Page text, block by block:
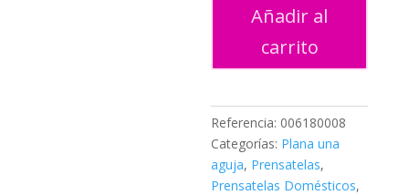
Añadir al
carrito
Referencia: 006180008
Categorías: Plana una
aguja, Prensatelas,
Prensatelas Domésticos,